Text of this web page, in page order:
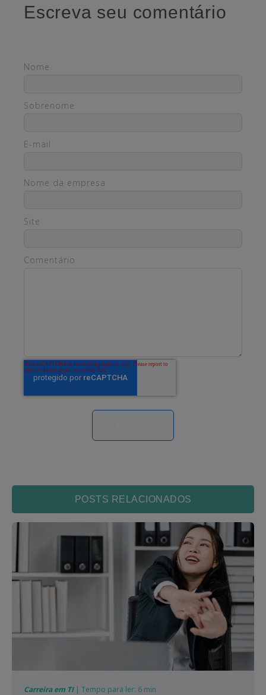
Escreva seu comentário
Nome
Sobrenome
E-mail
Nome da empresa
Site
Comentário
POSTS RELACIONADOS
Carreira em TI| Tempo para ler: 6 min